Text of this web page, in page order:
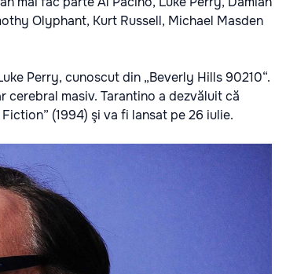
Olyphant, Kurt Russell, Michael Masden
Perry, cunoscut din „Beverly Hills 90210“.
cerebral masiv. Tarantino a dezvăluit că
(1994) şi va fi lansat pe 26 iulie.